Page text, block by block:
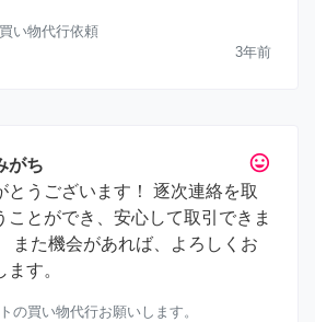
い物代行依頼
3年前
tag_faces
がち
とうございます！ 逐次連絡を取
ことができ、安心して取引できま
また機会があれば、よろしくお
ます。
の買い物代行お願いします。